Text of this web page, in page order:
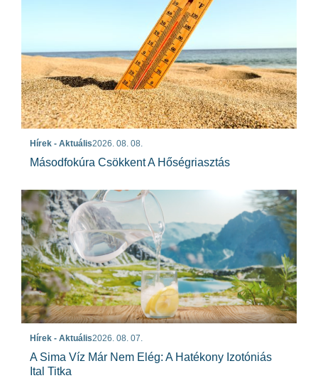
Hírek - Aktuális2026. 08. 08.
Másodfokúra Csökkent A Hőségriasztás
Hírek - Aktuális2026. 08. 07.
A Sima Víz Már Nem Elég: A Hatékony Izotóniás
Ital Titka